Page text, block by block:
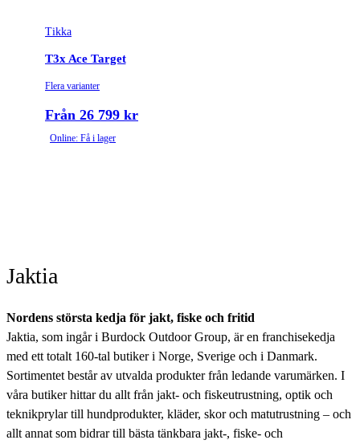
Tikka
T3x Ace Target
Flera varianter
Från 26 799 kr
Online: Få i lager
Jaktia
Nordens största kedja för jakt, fiske och fritid
Jaktia, som ingår i Burdock Outdoor Group, är en franchisekedja
med ett totalt 160-tal butiker i Norge, Sverige och i Danmark.
Sortimentet består av utvalda produkter från ledande varumärken. I
våra butiker hittar du allt från jakt- och fiskeutrustning, optik och
teknikprylar till hundprodukter, kläder, skor och matutrustning – och
allt annat som bidrar till bästa tänkbara jakt-, fiske- och